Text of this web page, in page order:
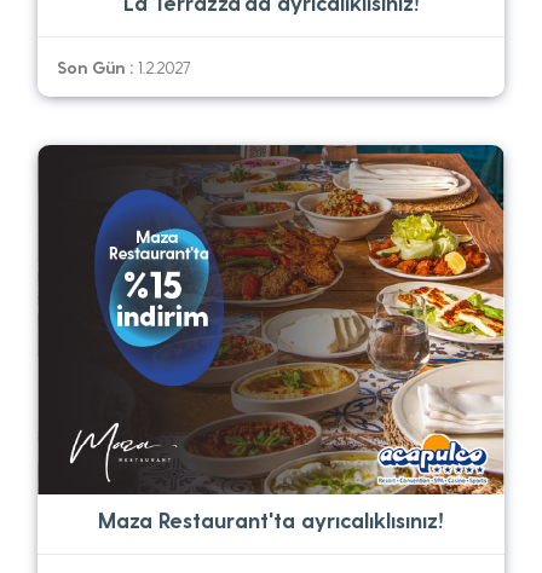
Son Gün : 1.2.2027
Maza Restaurant'ta ayrıcalıklısınız!